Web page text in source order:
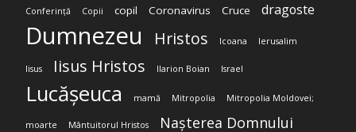
Conferință Copii copil Coronavirus Cruce dragoste
Dumnezeu Hristos Icoana Ierusalim
Iisus Iisus Hristos Ilarion Boian Israel
Lucășeuca mamă Mitropolia Mitropolia Moldovei;
moarte Mântuitorul Hristos Nașterea Domnului